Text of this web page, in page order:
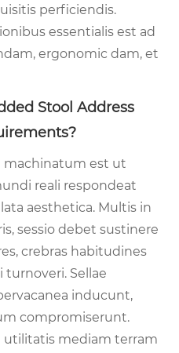
perficiendis.
essentialis est ad
ergonomic dam, et
Stool Address
machinatum est ut
reali respondeat
aesthetica. Multis in
sessio debet sustinere
crebras habitudines
Sellae
inducunt,
compromiserunt.
utilitatis mediam terram